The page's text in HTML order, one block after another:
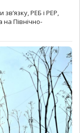
РЕБ і РЕР,
на Північно-